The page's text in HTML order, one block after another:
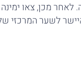
מכן, צאו
לשער המרכזי